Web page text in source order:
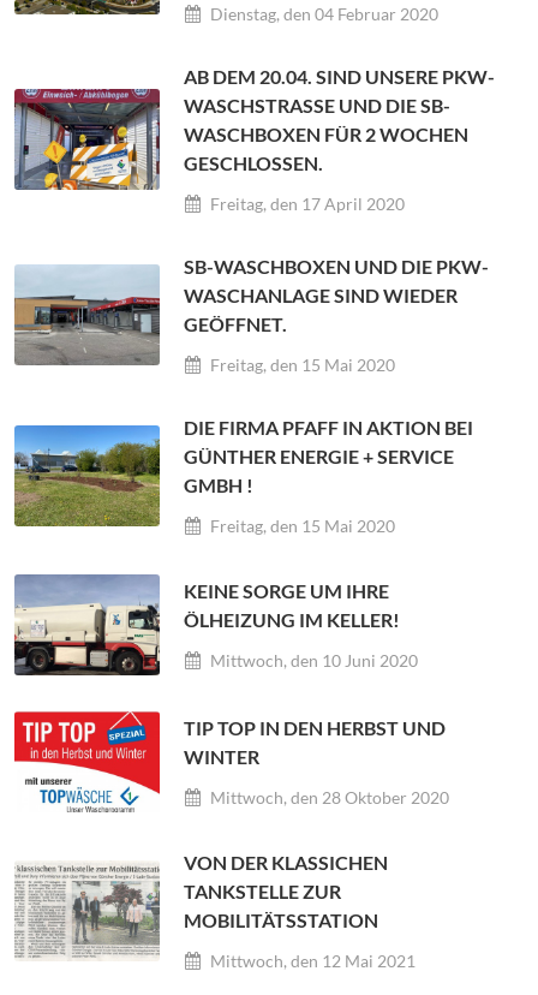
Dienstag, den 04 Februar 2020
AB DEM 20.04. SIND UNSERE PKW-
WASCHSTRASSE UND DIE SB-W
ASCHBOXEN FÜR 2 WOCHEN G
ESCHLOSSEN.
Freitag, den 17 April 2020
SB-WASCHBOXEN UND DIE PKW-
WASCHANLAGE SIND WIEDER
GEÖFFNET.
Freitag, den 15 Mai 2020
DIE FIRMA PFAFF IN AKTION BEI
GÜNTHER ENERGIE + SERVICE
GMBH !
Freitag, den 15 Mai 2020
KEINE SORGE UM IHRE
ÖLHEIZUNG IM KELLER!
Mittwoch, den 10 Juni 2020
TIP TOP IN DEN HERBST UND
WINTER
Mittwoch, den 28 Oktober 2020
VON DER KLASSICHEN
TANKSTELLE ZUR
MOBILITÄTSSTATION
Mittwoch, den 12 Mai 2021